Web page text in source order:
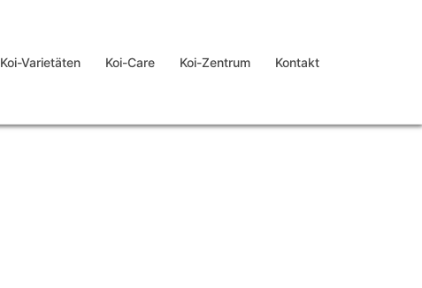
Koi-Varietäten Koi-Care Koi-Zentrum Kontakt